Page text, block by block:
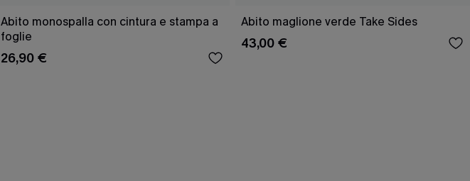
Abito monospalla con cintura e stampa a
foglie
26,90 €
Abito maglione verde Take Sides
43,00 €